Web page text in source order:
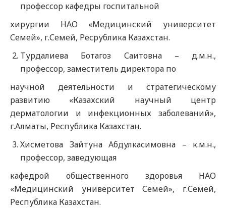
профессор кафедры госпитальной
хирургии НАО «Медицинский университет
Семей», г.Семей, Ресрублика Казахстан.
Турдалиева Ботагоз Саитовна – д.м.н.,
профессор, заместитель директора по
научной деятельности и стратегическому
развитию «Казахский научный центр
дерматологии и инфекционных заболеваний»,
г.Алматы, Республика Казахстан.
Хисметова Зайтуна Абдулкасимовна – к.м.н.,
профессор, заведующая
кафедрой общественного здоровья НАО
«Медицинский университет Семей», г.Семей,
Республика Казахстан.